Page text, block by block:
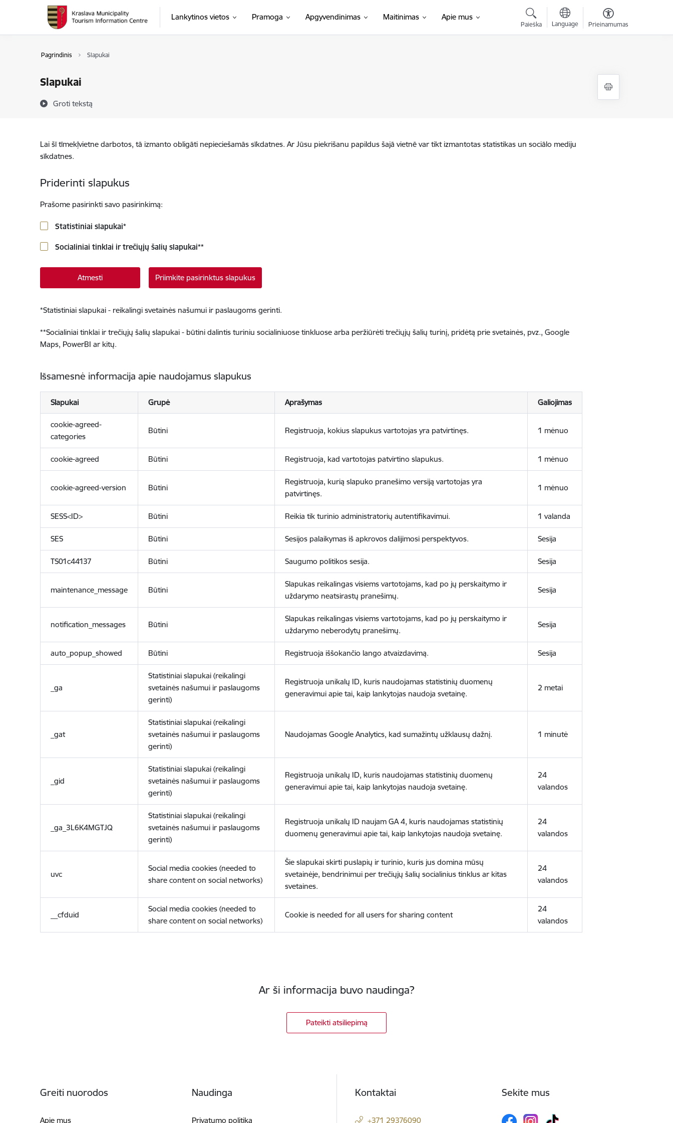
Eiti tiesiai prie puslapio turinio
Lankytinos vietos Pramoga Apgyvendinimas Maitinimas Apie mus
Paieška Language Prieinamumas
Pagrindinis Slapukai
Slapukai
Groti tekstą
Lai šī tīmekļvietne darbotos, tā izmanto obligāti nepieciešamās sīkdatnes. Ar Jūsu piekrišanu papildus šajā vietnē var tikt izmantotas statistikas un sociālo mediju
sīkdatnes.
Priderinti slapukus
Prašome pasirinkti savo pasirinkimą:
Statistiniai slapukai*
Socialiniai tinklai ir trečiųjų šalių slapukai**
Atmesti Priimkite pasirinktus slapukus
*Statistiniai slapukai - reikalingi svetainės našumui ir paslaugoms gerinti.
**Socialiniai tinklai ir trečiųjų šalių slapukai - būtini dalintis turiniu socialiniuose tinkluose arba peržiūrėti trečiųjų šalių turinį, pridėtą prie svetainės, pvz., Google
Maps, PowerBI ar kitų.
Išsamesnė informacija apie naudojamus slapukus
Slapukai Grupė Aprašymas Galiojimas
cookie-agreed-
categories
Būtini Registruoja, kokius slapukus vartotojas yra patvirtinęs. 1 mėnuo
cookie-agreed Būtini Registruoja, kad vartotojas patvirtino slapukus. 1 mėnuo
cookie-agreed-version Būtini
Registruoja, kurią slapuko pranešimo versiją vartotojas yra
patvirtinęs.
1 mėnuo
SESS<ID> Būtini Reikia tik turinio administratorių autentifikavimui. 1 valanda
SES Būtini Sesijos palaikymas iš apkrovos dalijimosi perspektyvos. Sesija
TS01c44137 Būtini Saugumo politikos sesija. Sesija
maintenance_message Būtini
Slapukas reikalingas visiems vartotojams, kad po jų perskaitymo ir
uždarymo neatsirastų pranešimų.
Sesija
notification_messages Būtini
Slapukas reikalingas visiems vartotojams, kad po jų perskaitymo ir
uždarymo neberodytų pranešimų.
Sesija
auto_popup_showed Būtini Registruoja iššokančio lango atvaizdavimą. Sesija
_ga
Statistiniai slapukai (reikalingi
svetainės našumui ir paslaugoms
gerinti)
Registruoja unikalų ID, kuris naudojamas statistinių duomenų
generavimui apie tai, kaip lankytojas naudoja svetainę.
2 metai
_gat
Statistiniai slapukai (reikalingi
svetainės našumui ir paslaugoms
gerinti)
Naudojamas Google Analytics, kad sumažintų užklausų dažnį. 1 minutė
_gid
Statistiniai slapukai (reikalingi
svetainės našumui ir paslaugoms
gerinti)
Registruoja unikalų ID, kuris naudojamas statistinių duomenų
generavimui apie tai, kaip lankytojas naudoja svetainę.
24
valandos
_ga_3L6K4MGTJQ
Statistiniai slapukai (reikalingi
svetainės našumui ir paslaugoms
gerinti)
Registruoja unikalų ID naujam GA 4, kuris naudojamas statistinių
duomenų generavimui apie tai, kaip lankytojas naudoja svetainę.
24
valandos
uvc
Social media cookies (needed to
share content on social networks)
Šie slapukai skirti puslapių ir turinio, kuris jus domina mūsų
svetainėje, bendrinimui per trečiųjų šalių socialinius tinklus ar kitas
svetaines.
24
valandos
__cfduid
Social media cookies (needed to
share content on social networks)
Cookie is needed for all users for sharing content
24
valandos
Ar ši informacija buvo naudinga?
Pateikti atsiliepimą
Greiti nuorodos
Apie mus
Naudinga
Privatumo politika
Kontaktai
+371 29376090
Sekite mus